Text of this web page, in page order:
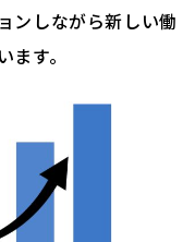
ンしながら新しい働
す。